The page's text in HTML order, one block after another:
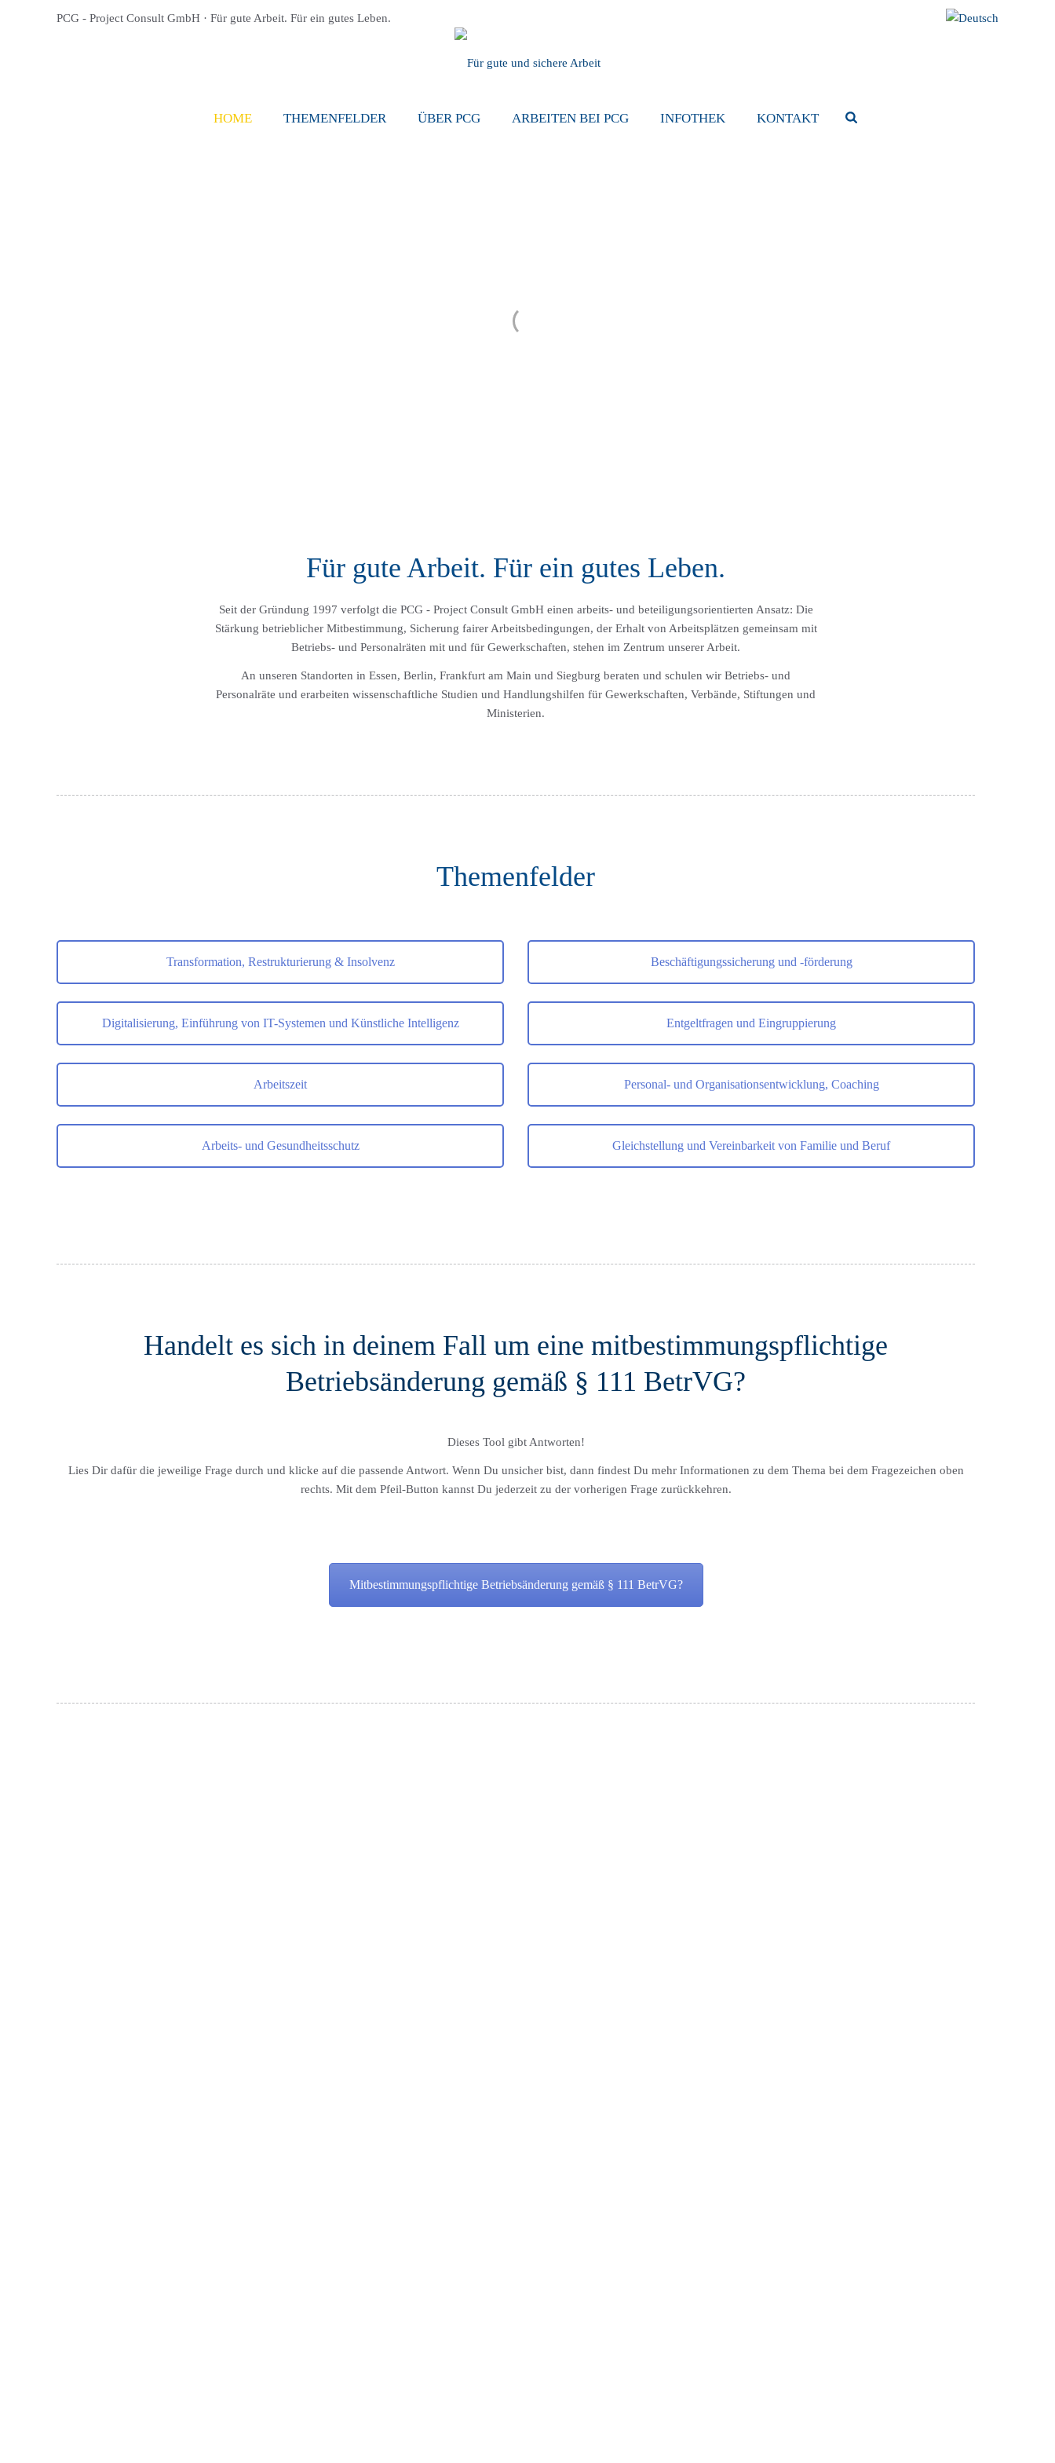
PCG - Project Consult GmbH · Für gute Arbeit. Für ein gutes Leben.
HOME THEMENFELDER ÜBER PCG ARBEITEN BEI PCG INFOTHEK KONTAKT
Für gute Arbeit. Für ein gutes Leben.
Seit der Gründung 1997 verfolgt die PCG - Project Consult GmbH einen arbeits- und beteiligungsorientierten Ansatz: Die
Stärkung betrieblicher Mitbestimmung, Sicherung fairer Arbeitsbedingungen, der Erhalt von Arbeitsplätzen gemeinsam mit
Betriebs- und Personalräten mit und für Gewerkschaften, stehen im Zentrum unserer Arbeit.
An unseren Standorten in Essen, Berlin, Frankfurt am Main und Siegburg beraten und schulen wir Betriebs- und
Personalräte und erarbeiten wissenschaftliche Studien und Handlungshilfen für Gewerkschaften, Verbände, Stiftungen und
Ministerien.
Themenfelder
Transformation, Restrukturierung & Insolvenz
Digitalisierung, Einführung von IT-Systemen und Künstliche Intelligenz
Arbeitszeit
Arbeits- und Gesundheitsschutz
Beschäftigungssicherung und -förderung
Entgeltfragen und Eingruppierung
Personal- und Organisationsentwicklung, Coaching
Gleichstellung und Vereinbarkeit von Familie und Beruf
Handelt es sich in deinem Fall um eine mitbestimmungspflichtige
Betriebsänderung gemäß § 111 BetrVG?
Dieses Tool gibt Antworten!
Lies Dir dafür die jeweilige Frage durch und klicke auf die passende Antwort. Wenn Du unsicher bist, dann findest Du mehr Informationen zu dem Thema bei dem Fragezeichen oben
rechts. Mit dem Pfeil-Button kannst Du jederzeit zu der vorherigen Frage zurückkehren.
Mitbestimmungspflichtige Betriebsänderung gemäß § 111 BetrVG?